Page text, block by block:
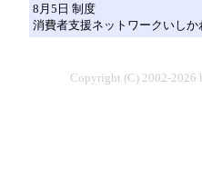
8月5日 制度
消費者支援ネットワークいし
Copyright (C) 2002-2026